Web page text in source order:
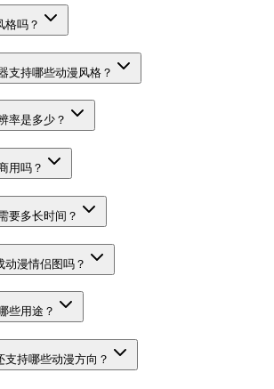
格吗？
支持哪些动漫风格？
率是多少？
用吗？
要多长时间？
漫情侣图吗？
些用途？
支持哪些动漫方向？